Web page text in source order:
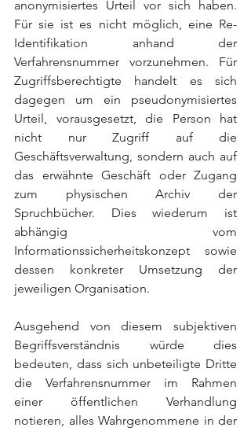
anonymisiertes Urteil vor sich haben.
Für sie ist es nicht möglich, eine Re-
Identifikation anhand der
Verfahrensnummer vorzunehmen. Für
Zugriffsberechtigte handelt es sich
dagegen um ein pseudonymisiertes
Urteil, vorausgesetzt, die Person hat
nicht nur Zugriff auf die
Geschäftsverwaltung, sondern auch auf
das erwähnte Geschäft oder Zugang
zum physischen Archiv der
Spruchbücher. Dies wiederum ist
abhängig vom
Informationssicherheitskonzept sowie
dessen konkreter Umsetzung der
jeweiligen Organisation.
Ausgehend von diesem subjektiven
Begriffsverständnis würde dies
bedeuten, dass sich unbeteiligte Dritte
die Verfahrensnummer im Rahmen
einer öffentlichen Verhandlung
notieren, alles Wahrgenommene in der